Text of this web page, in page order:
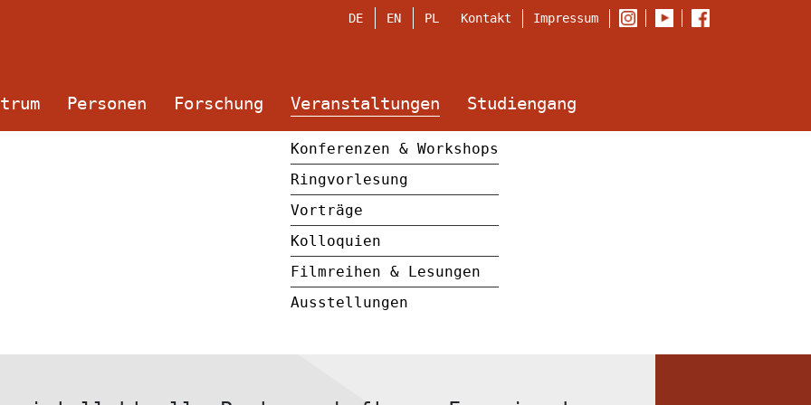
DE EN PL Kontakt Impressum
Personen Forschung Veranstaltungen
Konferenzen & Workshops
Ringvorlesung
Vorträge
Kolloquien
Filmreihen & Lesungen
Ausstellungen
Studiengang